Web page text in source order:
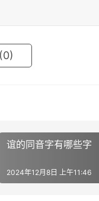
(0)
谊的同音字有哪些字
2024年12月8日 上午11:46